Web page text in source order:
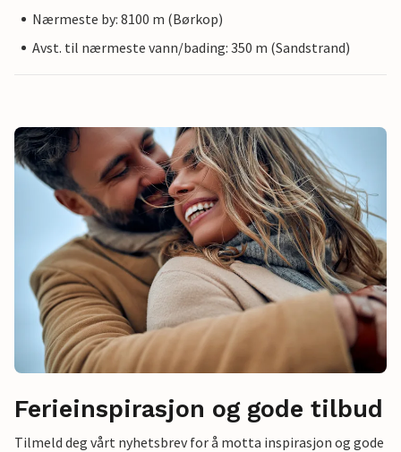
Nærmeste by: 8100 m (Børkop)
Avst. til nærmeste vann/bading: 350 m (Sandstrand)
Ferieinspirasjon og gode tilbud
Tilmeld deg vårt nyhetsbrev for å motta inspirasjon og gode